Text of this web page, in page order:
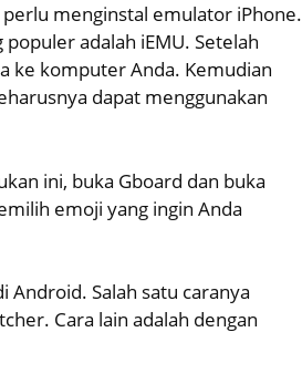
menginstal emulator iPhone.
adalah iEMU. Setelah
ke komputer Anda. Kemudian
dapat menggunakan
ini, buka Gboard dan buka
emoji yang ingin Anda
Android. Salah satu caranya
Cara lain adalah dengan